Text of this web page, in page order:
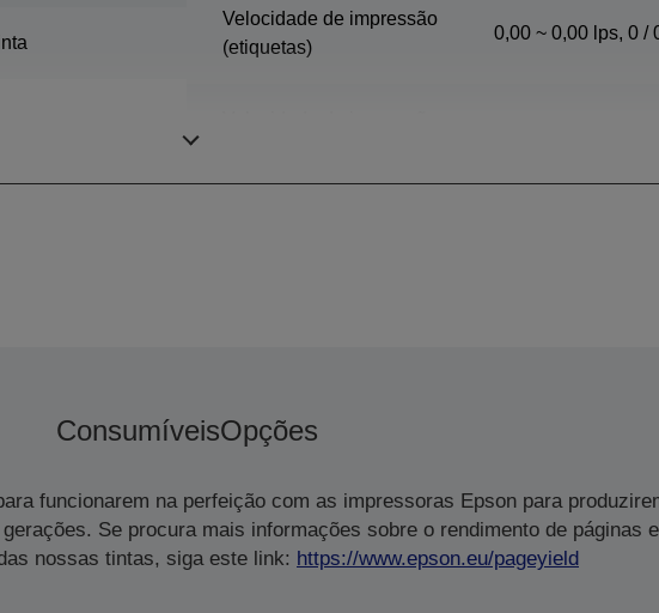
Velocidade de impressão
(etiquetas)
0,00 ~ 0,00 lps, 0 /
ConsumíveisOpções
funcionarem na perfeição com as impressoras Epson para
Se procura mais informações sobre o rendimento de páginas
nossas tintas, siga este link: https://www.epson.eu/pageyield